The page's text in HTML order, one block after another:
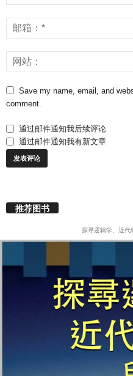
Save my name, email, and
comment.
通过邮件通知我后续评论
通过邮件通知我有新文章
推荐图书
探寻逻辑学、近代